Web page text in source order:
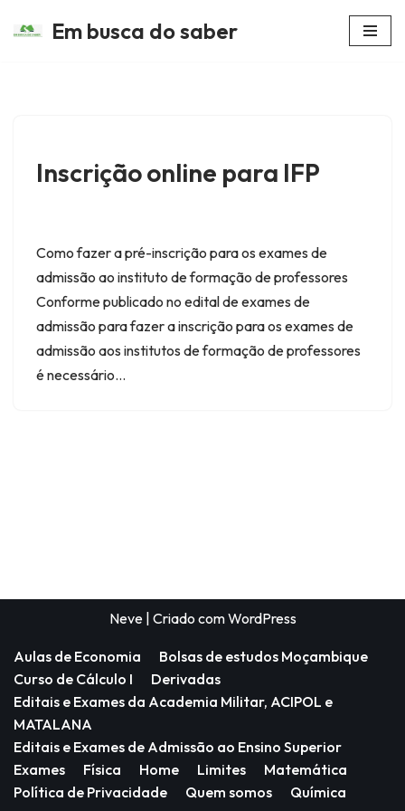
Em busca do saber
Inscrição online para IFP
Como fazer a pré-inscrição para os exames de
admissão ao instituto de formação de professores
Conforme publicado no edital de exames de
admissão para fazer a inscrição para os exames de
admissão aos institutos de formação de professores
é necessário…
Neve| Criado comWordPress
Aulas de Economia
Bolsas de estudos Moçambique
Curso de Cálculo I
Derivadas
Editais e Exames da Academia Militar, ACIPOL e
MATALANA
Editais e Exames de Admissão ao Ensino Superior
Exames
Física Home Limites
Matemática
Política de Privacidade
Quem somos Química